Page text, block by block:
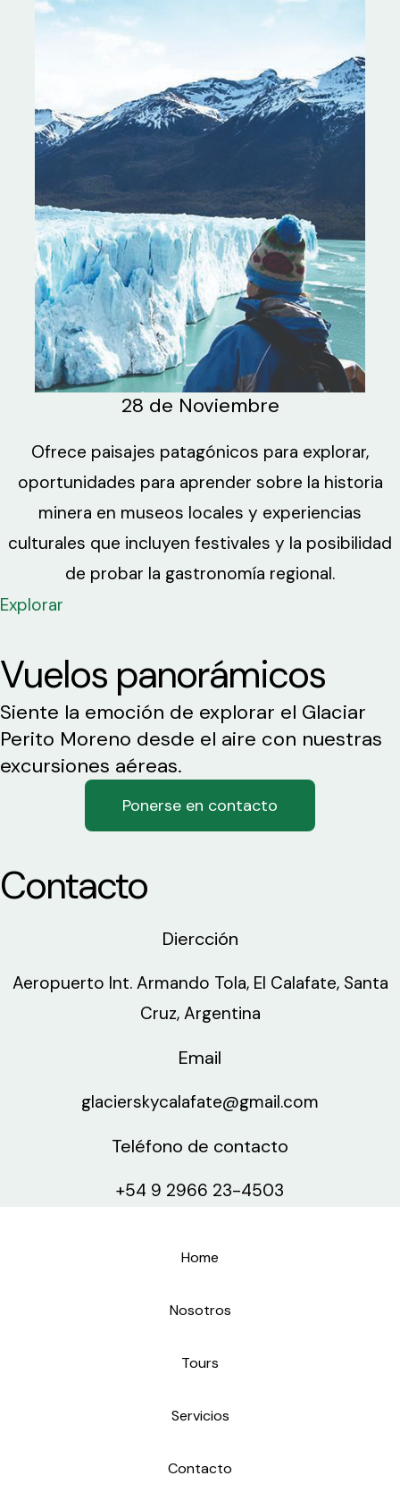
28 de Noviembre
Ofrece paisajes patagónicos para explorar,
oportunidades para aprender sobre la historia
minera en museos locales y experiencias
culturales que incluyen festivales y la posibilidad
de probar la gastronomía regional.
Explorar
Vuelos panorámicos
Siente la emoción de explorar el Glaciar
Perito Moreno desde el aire con nuestras
excursiones aéreas.
Ponerse en contacto
Contacto
Diercción
Aeropuerto Int. Armando Tola, El Calafate, Santa
Cruz, Argentina
Email
glacierskycalafate@gmail.com
Teléfono de contacto
+54 9 2966 23-4503
Home
Nosotros
Tours
Servicios
Contacto